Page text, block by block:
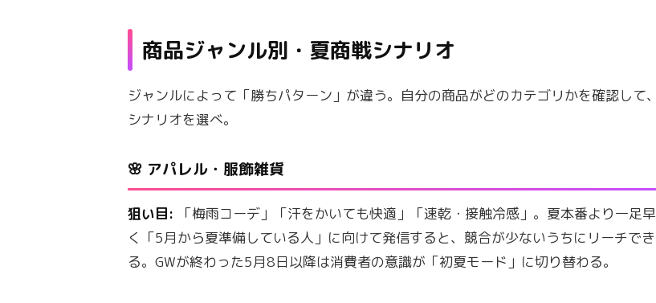
商品ジャンル別・夏商戦シナリオ
ジャンルによって「勝ちパターン」が違う。自分の商品がどのカテゴリかを確認して、
シナリオを選べ。
🌸 アパレル・服飾雑貨
狙い目: 「梅雨コーデ」「汗をかいても快適」「速乾・接触冷感」。夏本番より一足早
く「5月から夏準備している人」に向けて発信すると、競合が少ないうちにリーチでき
る。GWが終わった5月8日以降は消費者の意識が「初夏モード」に切り替わる。